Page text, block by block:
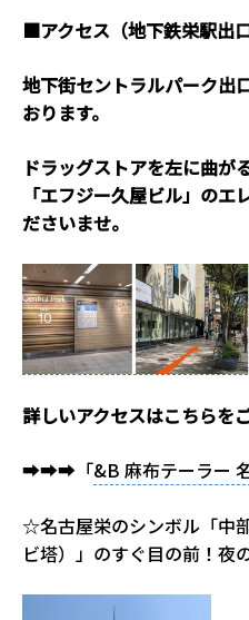
■アクセス（地下鉄栄駅出
地下街セントラルパーク
おります。
ドラッグストアを左に曲が
「エフジー久屋ビル」のエ
ださいませ。
詳しいアクセスはこちらを
➡➡➡「&B 麻布テーラー
☆名古屋栄のシンボル「中
ビ塔）」のすぐ目の前！夜